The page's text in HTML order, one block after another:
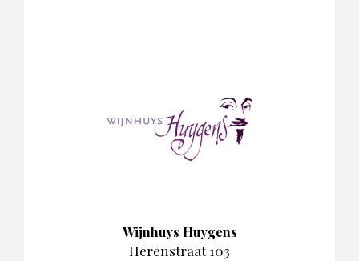
Wijnhuys Huygens
Herenstraat 103